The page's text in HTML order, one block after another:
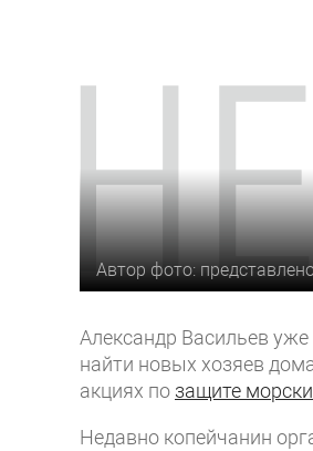
Автор фото:
Александр Васильев
найти новых хозяев
акциях по защите
Недавно копейчанин